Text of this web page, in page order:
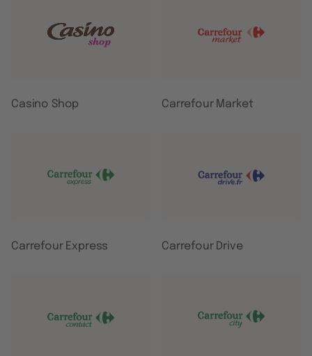
Casino Shop Carrefour Market
Carrefour Express Carrefour Drive